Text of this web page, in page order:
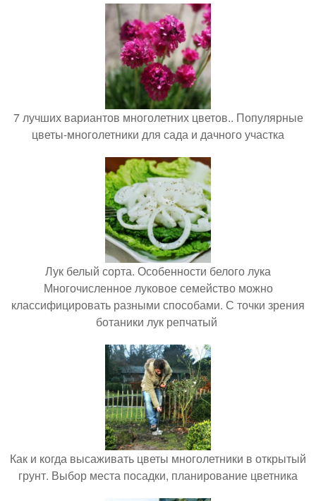
7 лучших вариантов многолетних цветов.. Популярные
цветы-многолетники для сада и дачного участка
Лук белый сорта. Особенности белого лука
Многочисленное луковое семейство можно
классифицировать разными способами. С точки зрения
ботаники лук репчатый
Как и когда высаживать цветы многолетники в открытый
грунт. Выбор места посадки, планирование цветника